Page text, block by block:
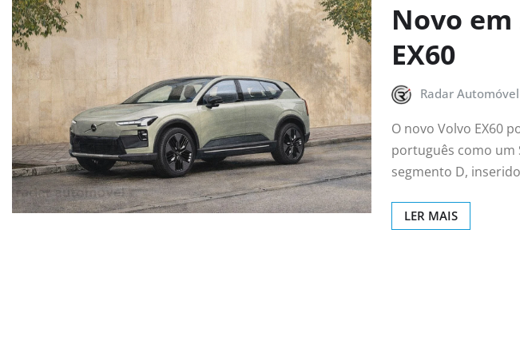
Novo em
EX60
Radar Automóvel
O novo Volvo EX60
português como um
segmento D,
LER MAIS